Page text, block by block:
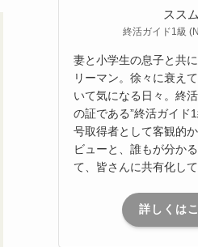
ススム
終活ガイド1級
妻と小学生の息子と共
リーマン。徐々に衰え
いて気になる日々。終
の証である”終活ガイド
号取得者として客観的
ビューと、誰もが分か
て、皆さんに共有化して
詳しくは